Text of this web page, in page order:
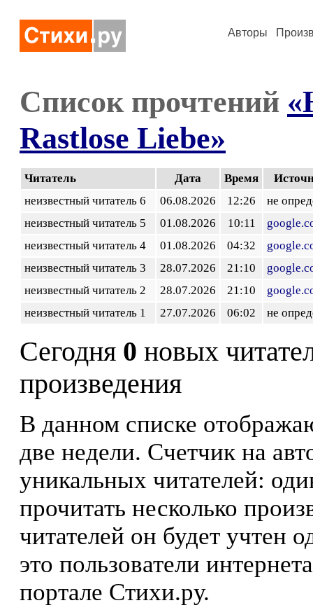
Авторы
Список прочтений
Rastlose Liebe»
Читатель Дата Время
неизвестный читатель 6
06.08.2026 12:26
не
неизвестный читатель 5
01.08.2026 10:11
неизвестный читатель 4
01.08.2026 04:32
неизвестный читатель 3
28.07.2026 21:10
неизвестный читатель 2
28.07.2026 21:10
неизвестный читатель 1
27.07.2026 06:02 не
Сегодня 0 новых
произведения
В данном списке
две недели. Счетчик на
уникальных читателей:
прочитать несколько
читателей он будет учтен
это пользователи
портале Стихи.ру.